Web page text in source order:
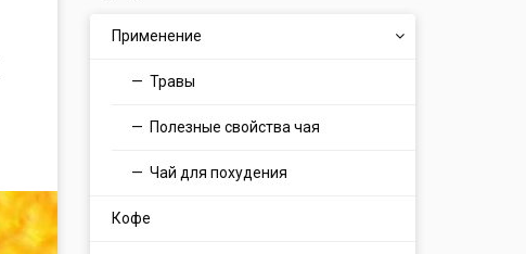
Применение
Травы
Полезные свойства чая
Чай для похудения
Кофе